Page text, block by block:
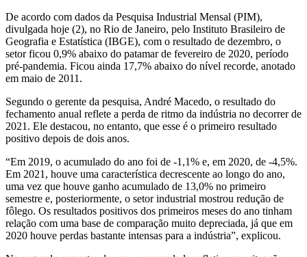
De acordo com dados da Pesquisa Industrial Mensal (PIM),
divulgada hoje (2), no Rio de Janeiro, pelo Instituto Brasileiro de
Geografia e Estatística (IBGE), com o resultado de dezembro, o
setor ficou 0,9% abaixo do patamar de fevereiro de 2020, período
pré-pandemia. Ficou ainda 17,7% abaixo do nível recorde, anotado
em maio de 2011.
Segundo o gerente da pesquisa, André Macedo, o resultado do
fechamento anual reflete a perda de ritmo da indústria no decorrer de
2021. Ele destacou, no entanto, que esse é o primeiro resultado
positivo depois de dois anos.
“Em 2019, o acumulado do ano foi de -1,1% e, em 2020, de -4,5%.
Em 2021, houve uma característica decrescente ao longo do ano,
uma vez que houve ganho acumulado de 13,0% no primeiro
semestre e, posteriormente, o setor industrial mostrou redução de
fôlego. Os resultados positivos dos primeiros meses do ano tinham
relação com uma base de comparação muito depreciada, já que em
2020 houve perdas bastante intensas para a indústria”, explicou.